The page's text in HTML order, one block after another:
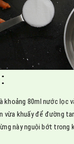
khoảng 80ml nước lọc
vừa khuấy để đường
này nguội bớt trong